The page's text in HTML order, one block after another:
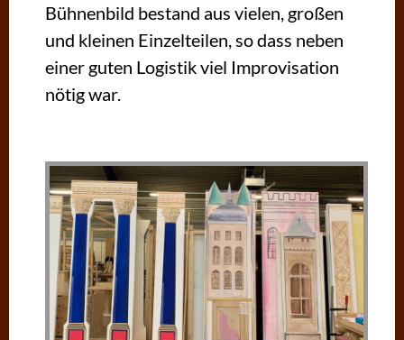
Bühnenbild bestand aus vielen, großen
und kleinen Einzelteilen, so dass neben
einer guten Logistik viel Improvisation
nötig war.